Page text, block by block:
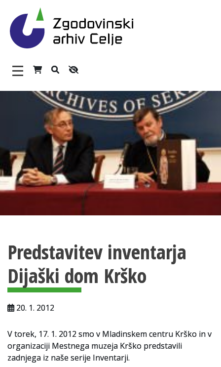
Zgodovinski arhiv Celje –
Glavni meni
Varstvo osebnih podatkov
Katalog informacij javnega značaja
Vloga za upravne namene
Vloga za čitalnico
Vodnik po fondih in zbirkah
VAČ – VIRTUALNA ARHIVSKA ČITALNICA
Za ustvarjalce
Strokovna usposabljanja za uslužbence
Predstavitev inventarja
Dijaški dom Krško
20. 1. 2012
V torek, 17. 1. 2012 smo v Mladinskem centru Krško in v
organizaciji Mestnega muzeja Krško predstavili
zadnjega iz naše serije Inventarji.